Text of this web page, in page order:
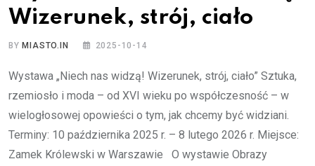
Wizerunek, strój, ciało
BY MIASTO.IN 2025-10-14
Wystawa „Niech nas widzą! Wizerunek, strój, ciało” Sztuka,
rzemiosło i moda – od XVI wieku po współczesność – w
wielogłosowej opowieści o tym, jak chcemy być widziani.
Terminy: 10 października 2025 r. – 8 lutego 2026 r. Miejsce:
Zamek Królewski w Warszawie O wystawie Obrazy